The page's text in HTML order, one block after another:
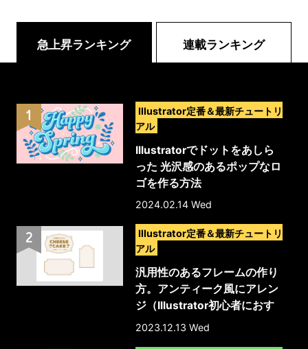
急上昇ランキング
Illustrator定番＆最新チュートリ
アル
Illustratorでドットをあしら
った 光沢感のあるポップなロ
ゴを作る方法
2024.02.14 Wed
Illustrator定番＆最新チュートリ
アル
汎用性のあるフレームの作り
方。アンティーク風にアレン
ジ（Illustrator初心者におす
すめ）
2023.12.13 Wed
連載ランキング